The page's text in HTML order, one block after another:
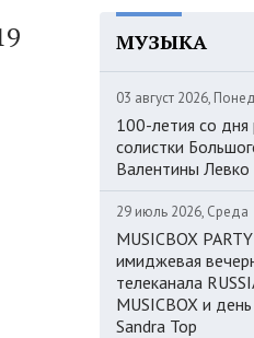
МУЗЫКА
03 август 2026,
100-летия со
солистки
Валентины Левко
29 июль 2026, Среда
MUSICBOX
имиджевая
телеканала
MUSICBOX и
Sandra Top